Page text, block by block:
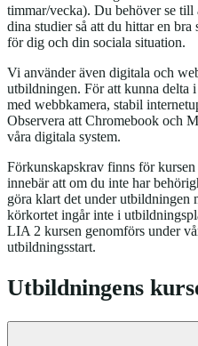
timmar/vecka). Du behöver se
dina studier så att du hittar en
för dig och din sociala situation.
Vi använder även digitala och
utbildningen. För att kunna delta
med webbkamera, stabil
Observera att Chromebook och
våra digitala system.
Förkunskapskrav finns för
innebär att om du inte har
göra klart det under utbildningen
körkortet ingår inte i
LIA 2 kursen genomförs under
utbildningsstart.
Utbildningens